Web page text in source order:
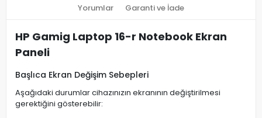
Yorumlar Garanti ve İade
HP Gamig Laptop 16-r Notebook Ekran
Paneli
Başlıca Ekran Değişim Sebepleri
Aşağıdaki durumlar cihazınızın ekranının değiştirilmesi
gerektiğini gösterebilir: